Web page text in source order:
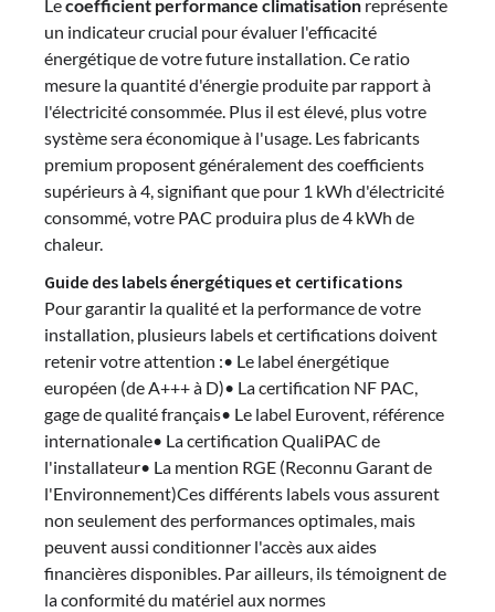
Lecoefficient performance climatisation représente
un indicateur crucial pour évaluer l'efficacité
énergétique de votre future installation. Ce ratio
mesure la quantité d'énergie produite par rapport à
l'électricité consommée. Plus il est élevé, plus votre
système sera économique à l'usage. Les fabricants
premium proposent généralement des coefficients
supérieurs à 4, signifiant que pour 1 kWh d'électricité
consommé, votre PAC produira plus de 4 kWh de
chaleur.
Guide des labels énergétiques et certifications
Pour garantir la qualité et la performance de votre
installation, plusieurs labels et certifications doivent
retenir votre attention :• Le label énergétique
européen (de A+++ à D)• La certification NF PAC,
gage de qualité français• Le label Eurovent, référence
internationale• La certification QualiPAC de
l'installateur• La mention RGE (Reconnu Garant de
l'Environnement)Ces différents labels vous assurent
non seulement des performances optimales, mais
peuvent aussi conditionner l'accès aux aides
financières disponibles. Par ailleurs, ils témoignent de
la conformité du matériel aux normes